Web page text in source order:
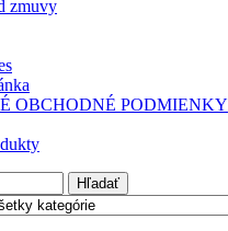
zmuvy
OBCHODNÉ PODMIENKY
Hľadať